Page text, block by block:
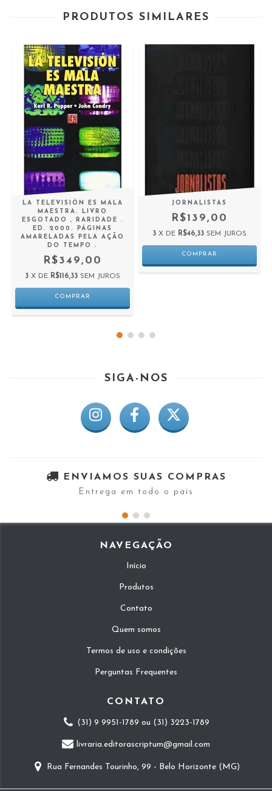
PRODUTOS SIMILARES
LA TELEVISIÓN ES MALA
MAESTRA. LIVRO
ESGOTADO , RARIDADE .
ED. 2000. PÁGINAS
AMARELADAS PELA AÇÃO
DO TEMPO .
R$349,00
3 X DE R$116,33 SEM JUROS
JORNALISTAS
R$139,00
3 X DE R$46,33 SEM JUROS
SIGA-NOS
ENVIAMOS SUAS COMPRAS
Entrega em todo o país
NAVEGAÇÃO
Início
Produtos
Contato
Quem somos
Termos de uso e condições
Perguntas Frequentes
CONTATO
(31) 9 9951-1789 ou (31) 3223-1789
livraria.editorascriptum@gmail.com
Rua Fernandes Tourinho, 99 - Belo Horizonte (MG)